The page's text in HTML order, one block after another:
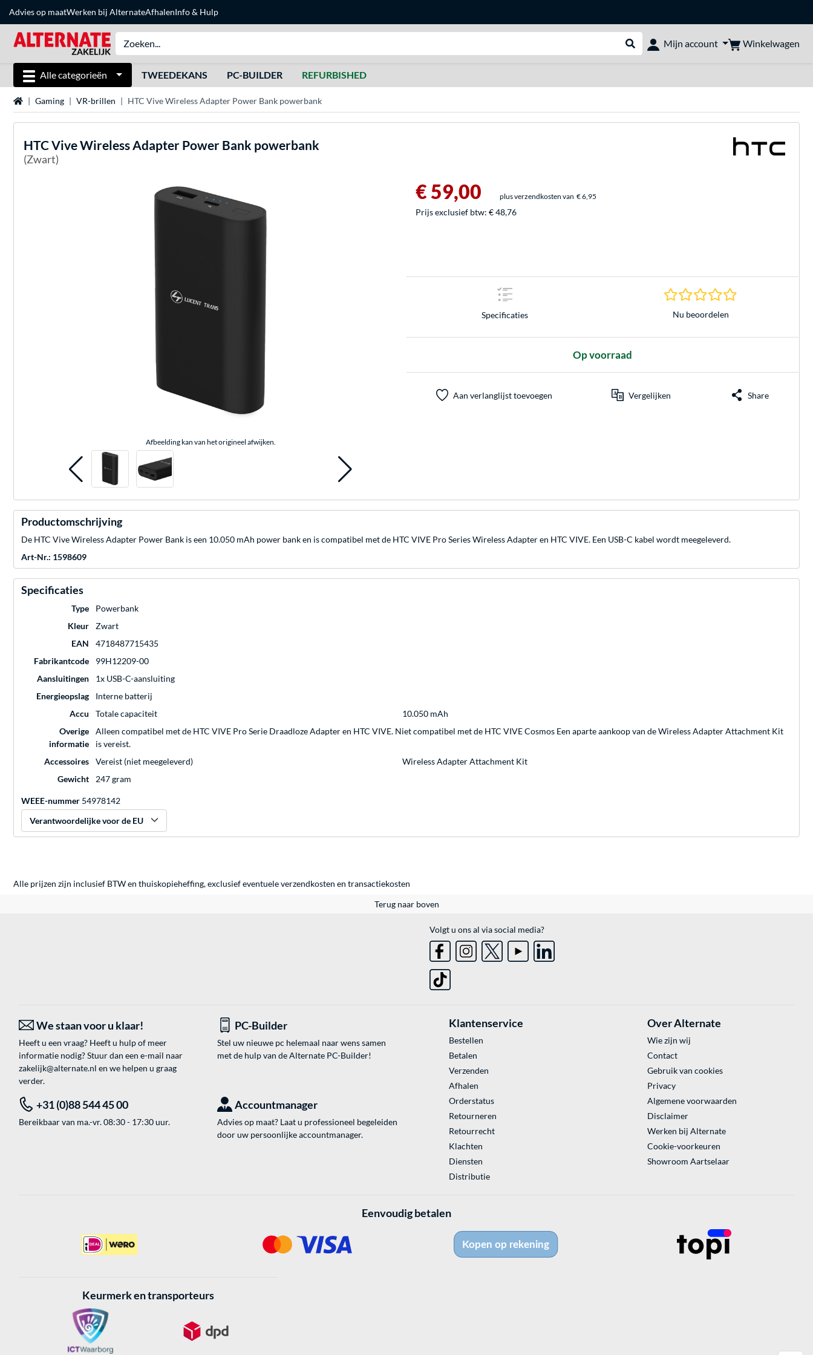
Advies op maatWerken bij AlternateAfhalenInfo & Hulp
Webshop doorzoeken
Mijn account Winkelwagen
Alle categorieën TWEEDEKANS PC-BUILDER REFURBISHED
HomeGaming VR-brillen HTC Vive Wireless Adapter Power Bank powerbank
HTCVive Wireless Adapter Power Bank powerbank
(Zwart)
Afbeelding kan van het origineel afwijken.
€ 59,00 plus verzendkosten van € 6,95
Prijs exclusief btw: € 48,76
Specificaties
0.0 sterren
Nu beoordelen
Op voorraad
Aan verlanglijst toevoegen Vergelijken Share
Productomschrijving
De HTC Vive Wireless Adapter Power Bank is een 10.050 mAh power bank en is compatibel met de HTC VIVE Pro Series Wireless Adapter en HTC VIVE. Een USB-C kabel wordt meegeleverd.
Art-Nr.: 1598609
Specificaties
Type
Powerbank
Kleur
Zwart
EAN
4718487715435
Fabrikantcode
99H12209-00
Aansluitingen
1x USB-C-aansluiting
Energieopslag
Interne batterij
Accu
Totale capaciteit
10.050 mAh
Overige
informatie
Alleen compatibel met de HTC VIVE Pro Serie Draadloze Adapter en HTC VIVE. Niet compatibel met de HTC VIVE Cosmos Een aparte aankoop van de Wireless Adapter Attachment Kit
is vereist.
Accessoires
Vereist (niet meegeleverd)
Wireless Adapter Attachment Kit
Gewicht
247 gram
WEEE-nummer 54978142
Verantwoordelijke voor de EU
Alle prijzen zijn inclusief BTW en thuiskopieheffing, exclusief eventueleverzendkosten en transactiekosten
Terug naar boven
Volgt u ons al via social media?
We staan voor u klaar!
Heeft u een vraag? Heeft u hulp of meer
informatie nodig? Stuur dan een e-mail naar
zakelijk@alternate.nl en we helpen u graag
verder.
PC-Builder
Stel uw nieuwe pc helemaal naar wens samen
met de hulp van de Alternate PC-Builder!
+31 (0)88 544 45 00
Bereikbaar van ma.-vr. 08:30 - 17:30 uur.
Accountmanager
Advies op maat? Laat u professioneel begeleiden
door uw persoonlijke accountmanager.
Klantenservice
Bestellen
Betalen
Verzenden
Afhalen
Orderstatus
Retourneren
Retourrecht
Klachten
Diensten
Distributie
Over Alternate
Wie zijn wij
Contact
Gebruik van cookies
Privacy
Algemene voorwaarden
Disclaimer
Werken bij Alternate
Cookie-voorkeuren
Showroom Aartselaar
Eenvoudig betalen
Keurmerk en transporteurs